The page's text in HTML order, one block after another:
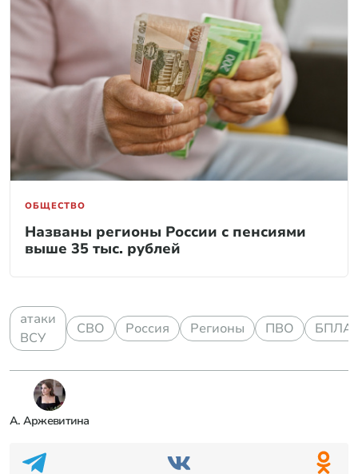
ОБЩЕСТВО
Названы регионы России с пенсиями
выше 35 тыс. рублей
атаки
ВСУ
СВО Россия Регионы ПВО БПЛА
А. Аржевитина